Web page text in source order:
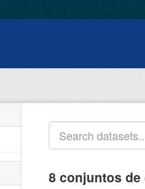
8 conjuntos